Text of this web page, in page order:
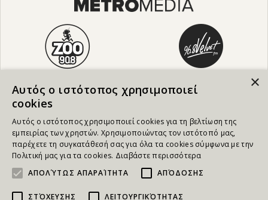
×
Αυτός ο ιστότοπος χρησιμοποιεί
cookies
Αυτός ο ιστότοπος χρησιμοποιεί cookies για τη βελτίωση της
εμπειρίας των χρηστών. Χρησιμοποιώντας τον ιστότοπό μας,
παρέχετε τη συγκατάθεσή σας για όλα τα cookies σύμφωνα με την
Πολιτική μας για τα cookies. Διαβάστε περισσότερα
ΑΠΟΛΎΤΩΣ ΑΠΑΡΑΊΤΗΤΑ
ΑΠΌΔΟΣΗΣ
ΣΤΌΧΕΥΣΗΣ ΛΕΙΤΟΥΡΓΙΚΌΤΗΤΑΣ